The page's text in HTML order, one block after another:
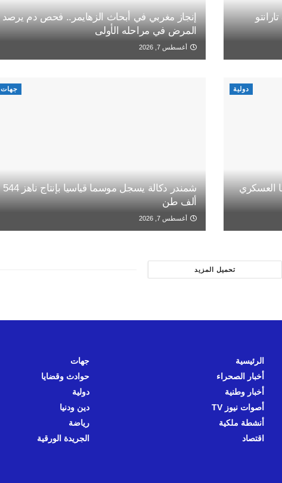
تارانتو
إنجاز مغربي في أبحاث الزهايمر.. فحص دم يرصد
المرض في مراحله الأولى
أغسطس 7, 2026
دولية
العسكري
جهات
شمندر دكالة يسجل موسما قياسيا بإنتاج ناهز 544
ألف طن
أغسطس 7, 2026
تحميل المزيد
الرئيسية
أخبار الصحراء
أخبار وطنية
أصوات نيوز TV
أنشطة ملكية
اقتصاد
جهات
حوادث وقضايا
دولية
دين ودنيا
رياضة
الجريدة الورقية